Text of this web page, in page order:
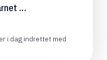
…
i dag indrettet med